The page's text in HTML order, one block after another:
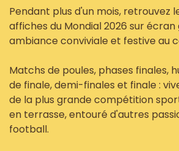
Pendant plus d'un mois, retrouvez
affiches du Mondial 2026 sur
ambiance conviviale et festive au
Matchs de poules, phases finales,
de finale, demi-finales et finale :
de la plus grande compétition
en terrasse, entouré d'autres
football.